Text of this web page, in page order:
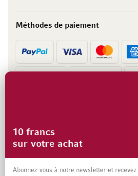
Méthodes de paiement
10 francs
sur votre achat
Abonnez-vous à notre newsletter et